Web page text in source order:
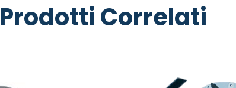
Prodotti Correlati